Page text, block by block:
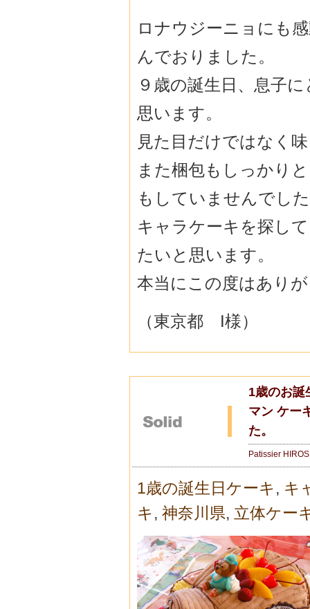
ロナウジーニョにも
んでおりました。
９歳の誕生日、息子
思います。
見た目だけではなく
また梱包もしっかり
もしていませんでし
キャラケーキを探し
たいと思います。
本当にこの度はあり
（東京都 I様）
1歳のお誕
マン ケー
た。
Patissier
1歳の誕生日ケーキ , キ
キ , 神奈川県, 立体ケー